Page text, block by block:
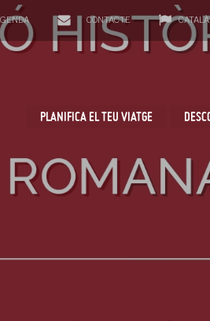
CONTACTE CATALÀ
PLANIFICA EL TEU VIATGE